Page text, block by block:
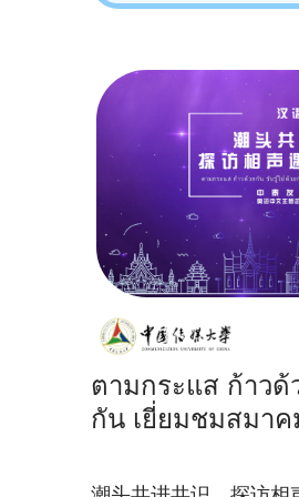
ตามกระแส ก้าวด้
กัน เยี่ยมชมสมา